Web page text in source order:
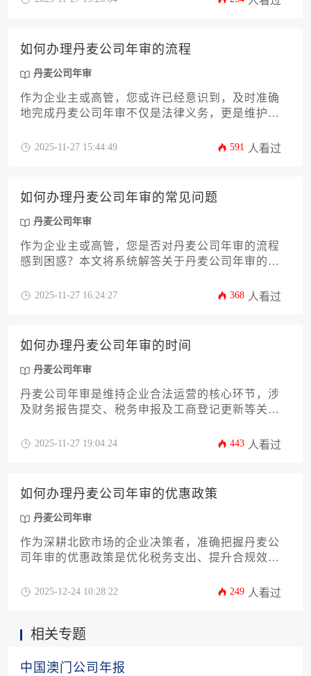
如何办理丹麦公司年审的流程
丹麦公司年审
作为企业主或高管，您或许已经意识到，及时准确
地完成丹麦公司年审不仅是法律义务，更是维护公
份详尽的攻略，深入解析从时间规划、材料准备到
完成这项重要工作，确保您的企业在丹麦市场稳健
发展。
2025-11-27 15:44:49 591 人看过
如何办理丹麦公司年审的常见问题
丹麦公司年审
作为企业主或高管，您是否对丹麦公司年审的流程
感到困惑？本文将系统解答关于丹麦公司年审的十
见误区到风险规避策略。无论您是初次办理还是希
规地完成年度审核，确保企业在丹麦市场的稳健运
营。
2025-11-27 16:24:27 368 人看过
如何办理丹麦公司年审的时间
丹麦公司年审
丹麦公司年审是维持企业合法运营的核心环节，涉
及财务报告提交、税务申报及工商登记更新等关键
理步骤及合规要点，帮助企业主高效完成年度审
2025-11-27 19:04:24 443 人看过
如何办理丹麦公司年审的优惠政策
丹麦公司年审
作为深耕北欧市场的企业决策者，准确把握丹麦公
司年审的优惠政策是优化税务支出、提升合规效率
免政策、中小企业专项扶持机制及数字化申报流
切实可行的丹麦公司年审操作方案。
2025-12-24 10:28:22 249 人看过
相关专题
中国澳门公司年报